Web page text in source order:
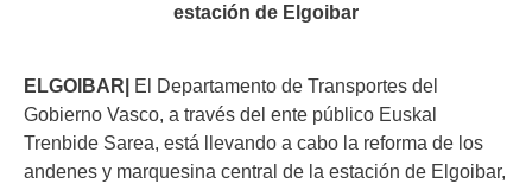
estación de Elgoibar
ELGOIBAR| El Departamento de Transportes del
Gobierno Vasco, a través del ente público Euskal
Trenbide Sarea, está llevando a cabo la reforma de los
andenes y marquesina central de la estación de Elgoibar,